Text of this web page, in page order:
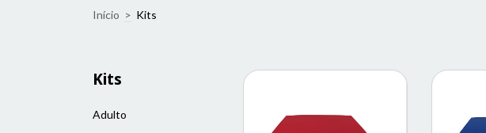
Início > Kits
Kits
Adulto